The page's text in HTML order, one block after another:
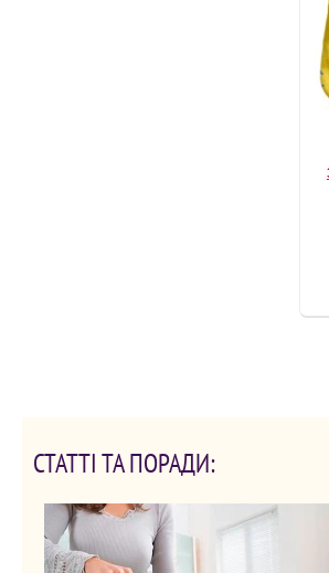
СТАТТІ ТА ПОРАДИ: